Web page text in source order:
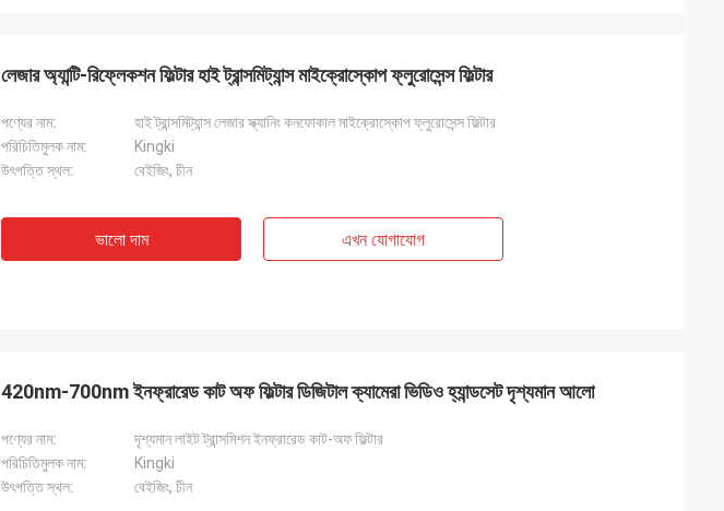
লেজার অ্যান্টি-রিফ্লেকশন ফিল্টার হাই ট্রান্সমিট্যান্স মাইক্রোস্কোপ ফ্লুরোসেন্স ফিল্টার
পণ্যের নাম:
হাই ট্রান্সমিট্যান্স লেজার স্ক্যানিং কনফোকাল মাইক্রোস্কোপ ফ্লুরোসেন্স ফিল্টার
পরিচিতিমুলক নাম:
Kingki
উৎপত্তি স্থল:
বেইজিং, চীন
ভালো দাম এখন যোগাযোগ
420nm-700nm ইনফ্রারেড কাট অফ ফিল্টার ডিজিটাল ক্যামেরা ভিডিও হ্যান্ডসেট দৃশ্যমান আলো
পণ্যের নাম:
দৃশ্যমান লাইট ট্রান্সমিশন ইনফ্রারেড কাট-অফ ফিল্টার
পরিচিতিমুলক নাম:
Kingki
উৎপত্তি স্থল:
বেইজিং, চীন